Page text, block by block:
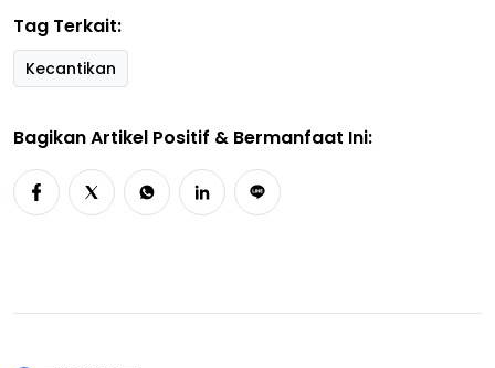
Tag Terkait:
Kecantikan
Bagikan Artikel Positif & Bermanfaat Ini: